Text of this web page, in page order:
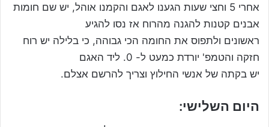
אחרי 5 וחצי שעות הגענו לאגם והקמנו אוהל, יש שם חומות
אבנים קטנות להגנה מהרוח אז נסו להגיע
ראשונים ולתפוס את החומה הכי גבוהה, כי בלילה יש רוח
חזקה והטמפ' יורדת כמעט ל- 0. ליד האגם
יש בקתה של אנשי החילוץ וצריך להרשם אצלם.
היום השלישי: